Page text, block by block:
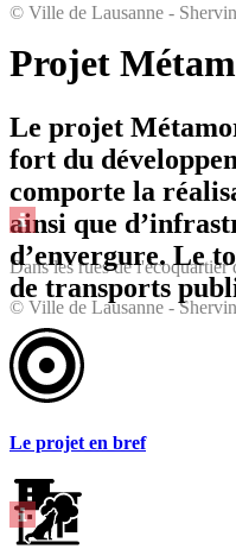
© Ville de Lausanne -
Dans les rues de
© Ville de Lausanne -
Projet
Le projet
fort du
comporte la
ainsi que
d’envergure. Le
de transports
Le projet en bref